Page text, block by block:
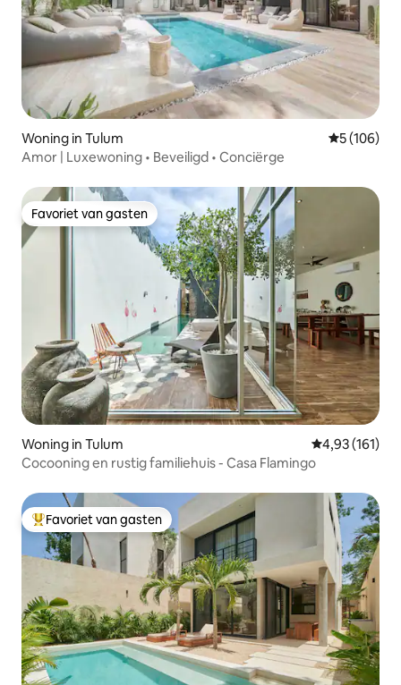
Woning in Tulum
5 (106)
Amor | Luxewoning • Beveiligd • Conciërge
Favoriet van gasten
Favoriet van gasten
Woning in Tulum Gemiddelde
4,93 (161)
Cocooning en rustig familiehuis - Casa Flamingo
Topfavoriet van gasten
Favoriet van gasten